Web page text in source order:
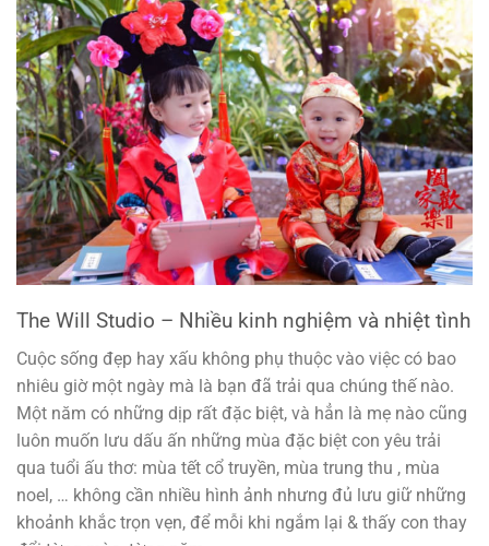
The Will Studio – Nhiều kinh nghiệm và nhiệt tình
Cuộc sống đẹp hay xấu không phụ thuộc vào việc có bao
nhiêu giờ một ngày mà là bạn đã trải qua chúng thế nào.
Một năm có những dịp rất đặc biệt, và hẳn là mẹ nào cũng
luôn muốn lưu dấu ấn những mùa đặc biệt con yêu trải
qua tuổi ấu thơ: mùa tết cổ truyền, mùa trung thu , mùa
noel, … không cần nhiều hình ảnh nhưng đủ lưu giữ những
khoảnh khắc trọn vẹn, để mỗi khi ngắm lại & thấy con thay